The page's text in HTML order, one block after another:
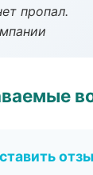
пропал.